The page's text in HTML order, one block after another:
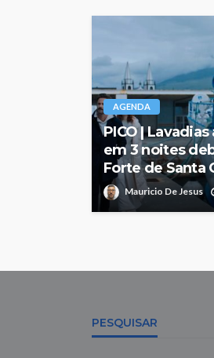
AGENDA
PICO |
em 3 noites
Forte de Santa
Mauricio De Jesus
PESQUISAR